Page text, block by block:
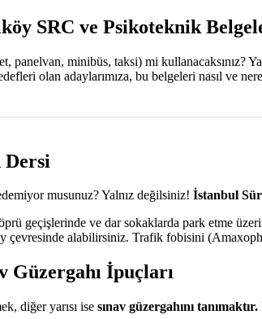
SRC ve Psikoteknik
panelvan, minibüs, taksi) mi kullanacaksınız?
olan adaylarımıza, bu belgeleri nasıl ve
Dersi
musunuz? Yalnız değilsiniz! İstanbul
geçişlerinde ve dar sokaklarda park etme
çevresinde alabilirsiniz. Trafik fobisini
Güzergahı İpuçları
diğer yarısı ise sınav güzergahını tanımaktır.